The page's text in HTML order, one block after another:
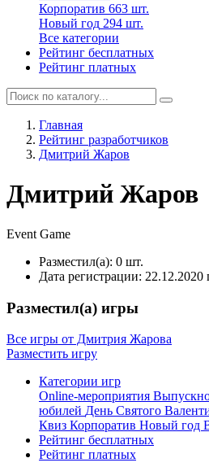
Корпоратив 663 шт.
Новый год 294 шт.
Все категории
Рейтинг бесплатных
Рейтинг платных
Главная
Рейтинг разработчиков
Дмитрий Жаров
Дмитрий Жаров
Event Game
Разместил(а): 0 шт.
Дата регистрации: 22.12.2020
Разместил(а) игры
Все игры от Дмитрия Жарова
Разместить игру
Категории игр
Online-мероприятия
юбилей День Святого
Квиз Корпоратив Новый год
Рейтинг бесплатных
Рейтинг платных